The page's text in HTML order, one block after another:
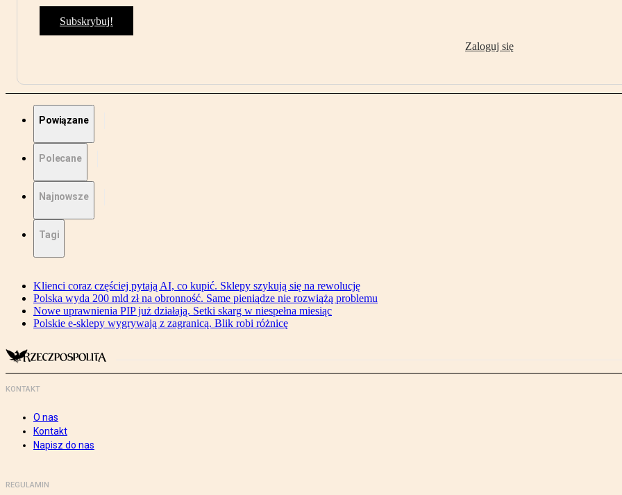
Subskrybuj!
Zaloguj się
Powiązane
Polecane
Najnowsze
Tagi
Klienci coraz częściej pytają AI, co kupić. Sklepy szykują się na rewolucję
Polska wyda 200 mld zł na obronność. Same pieniądze nie rozwiążą problemu
Nowe uprawnienia PIP już działają. Setki skarg w niespełna miesiąc
Polskie e-sklepy wygrywają z zagranicą. Blik robi różnicę
KONTAKT
O nas
Kontakt
Napisz do nas
REGULAMIN